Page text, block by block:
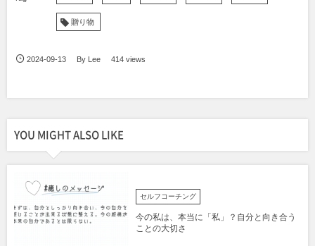
贈り物
2024-09-13 By Lee 414 views
YOU MIGHT ALSO LIKE
セルフコーチング
今の私は、本当に「私」？自分と向き合う
ことの大切さ